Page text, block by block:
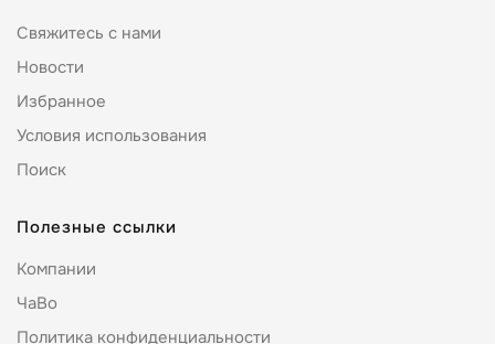
Свяжитесь с нами
Новости
Избранное
Условия использования
Поиск
Полезные ссылки
Компании
ЧаВо
Политика конфиденциальности